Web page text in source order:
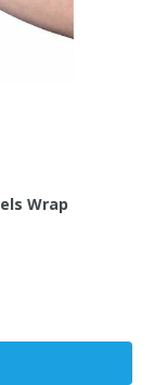
Wrap